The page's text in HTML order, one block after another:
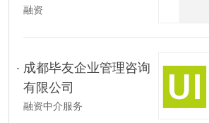
融资
成都毕友企业管理咨询
有限公司
融资中介服务